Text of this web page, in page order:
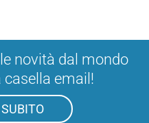
novità dal mondo
casella email!